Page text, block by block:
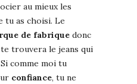
au mieux les
tu as choisi. Le
de fabrique donc
te trouvera le jeans qui
comme moi tu
confiance, tu ne